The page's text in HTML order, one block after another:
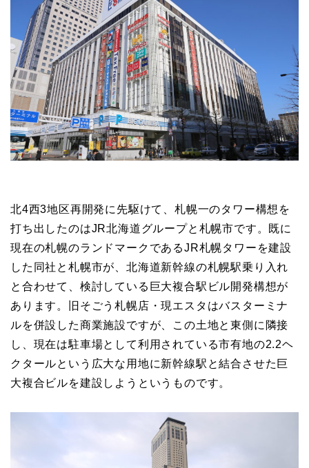
北4西3地区再開発に先駆けて、札幌一のタワー構想を
打ち出したのはJR北海道グループと札幌市です。既に
現在の札幌のランドマークであるJR札幌タワーを建設
した同社と札幌市が、北海道新幹線の札幌駅乗り入れ
と合わせて、検討している巨大複合駅ビル開発構想が
あります。旧そごう札幌店・現エスタはバスターミナ
ルを併設した商業施設ですが、この土地と東側に隣接
し、現在は駐車場として利用されている市有地の2.2ヘ
クタールという広大な用地に新幹線駅と結合させた巨
大複合ビルを建設しようというものです。